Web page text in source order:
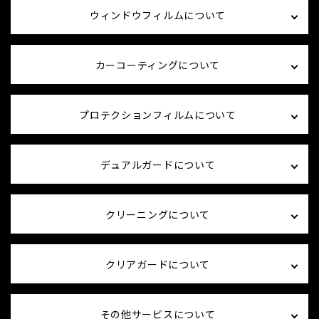
ウィンドウフィルムについて
カーコーティングについて
プロテクションフィルムについて
デュアルガードについて
クリーニングについて
クリアガードについて
その他サービスについて